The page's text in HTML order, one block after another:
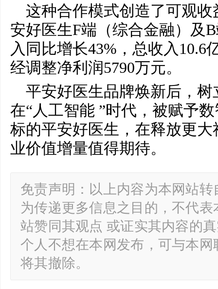
这种合作模式创造了可观收
安好医生F端（综合金融）及
入同比增长43%，总收入10.6
经调整净利润5790万元。
平安好医生品牌焕新后，
在“人工智能 ”时代，被赋予
标的平安好医生，在释放更
业价值增量值得期待。
免责声明：以上内容为本网站
为传递更多信息之目的，不代
站赞同其观点 或证实其内容的
个人不想在本网发布，可与本
将其撤除。